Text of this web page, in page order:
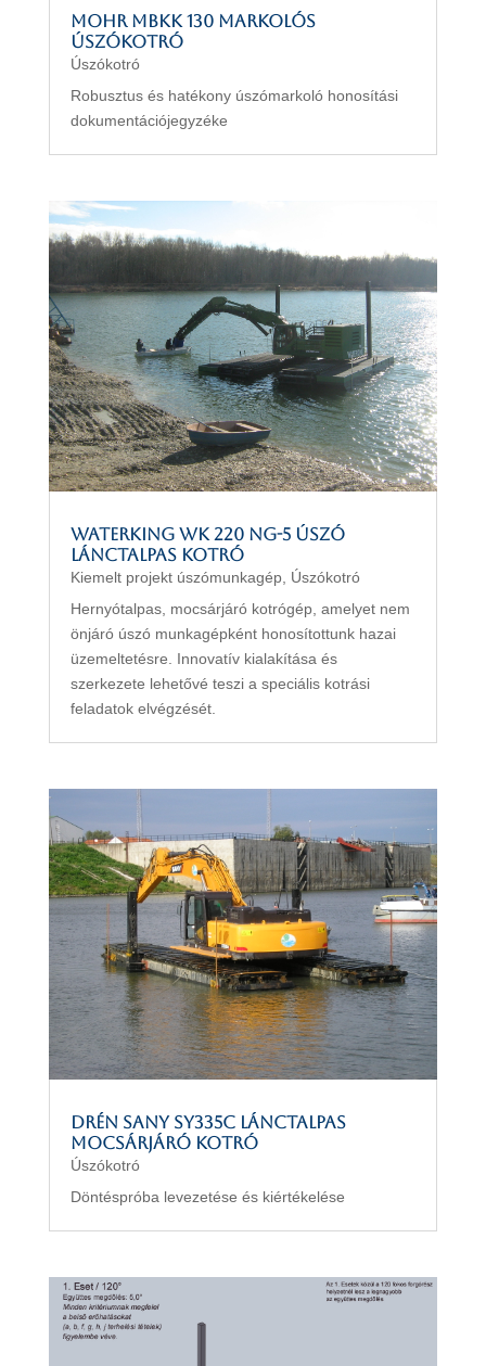
MOHR MBKK 130 markolós
úszókotró
Úszókotró
Robusztus és hatékony úszómarkoló honosítási
dokumentációjegyzéke
WATERKING WK 220 NG-5 úszó
lánctalpas kotró
Kiemelt projekt úszómunkagép, Úszókotró
Hernyótalpas, mocsárjáró kotrógép, amelyet nem
önjáró úszó munkagépként honosítottunk hazai
üzemeltetésre. Innovatív kialakítása és
szerkezete lehetővé teszi a speciális kotrási
feladatok elvégzését.
DRÉN SANY SY335c lánctalpas
mocsárjáró kotró
Úszókotró
Döntéspróba levezetése és kiértékelése